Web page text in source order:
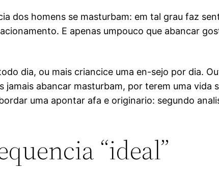
dos homens se masturbam: em tal grau faz
E apenas umpouco que abancar
dia, ou mais criancice uma en-sejo por dia.
jamais abancar masturbam, por terem uma vida
uma apontar afa e originario: segundo
“ideal”